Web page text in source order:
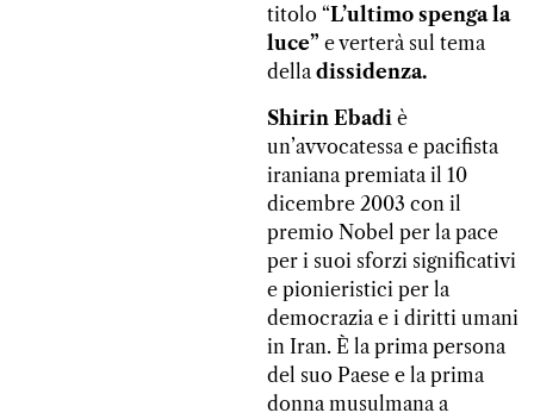
titolo “L’ultimo spenga la
luce” e verterà sul tema
della dissidenza.
Shirin Ebadi è
un’avvocatessa e pacifista
iraniana premiata il 10
dicembre 2003 con il
premio Nobel per la pace
per i suoi sforzi significativi
e pionieristici per la
democrazia e i diritti umani
in Iran. È la prima persona
del suo Paese e la prima
donna musulmana a